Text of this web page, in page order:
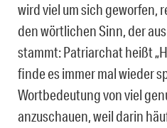
wird viel um sich geworfen,
den wörtlichen Sinn, der
stammt: Patriarchat heißt
finde es immer mal wieder
Wortbedeutung von viel
anzuschauen, weil darin